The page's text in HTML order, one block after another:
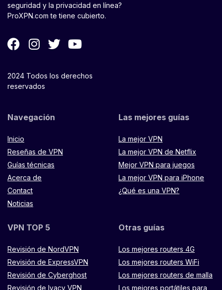
seguridad y la privacidad en línea?
ProXPN.com te tiene cubierto.
2024 Todos los derechos
reservados
Navegación
Inicio
Reseñas de VPN
Guías técnicas
Acerca de
Contact
Noticias
Las mejores guías
La mejor VPN
La mejor VPN de Netflix
Mejor VPN para juegos
La mejor VPN para iPhone
¿Qué es una VPN?
VPN TOP 5
Revisión de NordVPN
Revisión de ExpressVPN
Revisión de Cyberghost
Revisión de Ivacy VPN
Otras guías
Los mejores routers 4G
Los mejores routers WiFi
Los mejores routers de malla
Los mejores portátiles para